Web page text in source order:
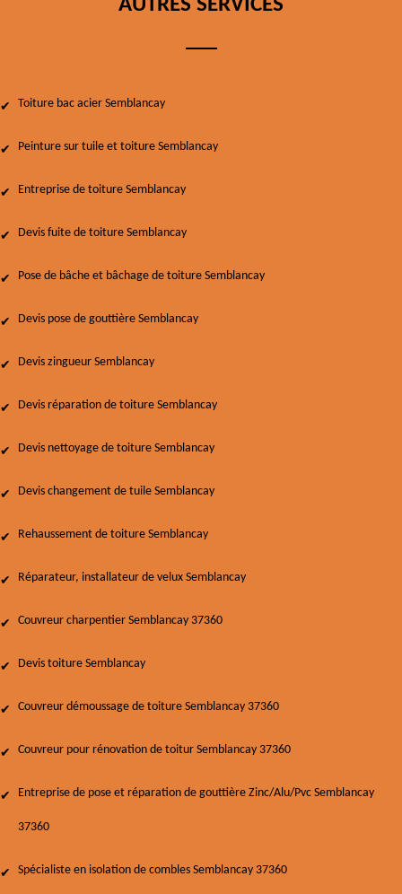
AUTRES SERVICES
Toiture bac acier Semblancay
Peinture sur tuile et toiture Semblancay
Entreprise de toiture Semblancay
Devis fuite de toiture Semblancay
Pose de bâche et bâchage de toiture Semblancay
Devis pose de gouttière Semblancay
Devis zingueur Semblancay
Devis réparation de toiture Semblancay
Devis nettoyage de toiture Semblancay
Devis changement de tuile Semblancay
Rehaussement de toiture Semblancay
Réparateur, installateur de velux Semblancay
Couvreur charpentier Semblancay 37360
Devis toiture Semblancay
Couvreur démoussage de toiture Semblancay 37360
Couvreur pour rénovation de toitur Semblancay 37360
Entreprise de pose et réparation de gouttière Zinc/Alu/Pvc Semblancay
37360
Spécialiste en isolation de combles Semblancay 37360